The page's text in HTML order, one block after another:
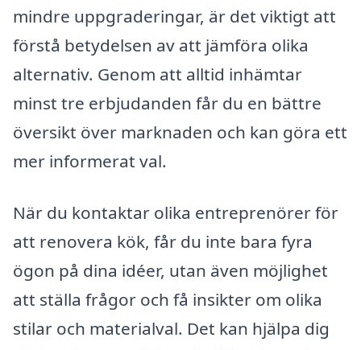
mindre uppgraderingar, är det viktigt att
förstå betydelsen av att jämföra olika
alternativ. Genom att alltid inhämtar
minst tre erbjudanden får du en bättre
översikt över marknaden och kan göra ett
mer informerat val.
När du kontaktar olika entreprenörer för
att renovera kök, får du inte bara fyra
ögon på dina idéer, utan även möjlighet
att ställa frågor och få insikter om olika
stilar och materialval. Det kan hjälpa dig